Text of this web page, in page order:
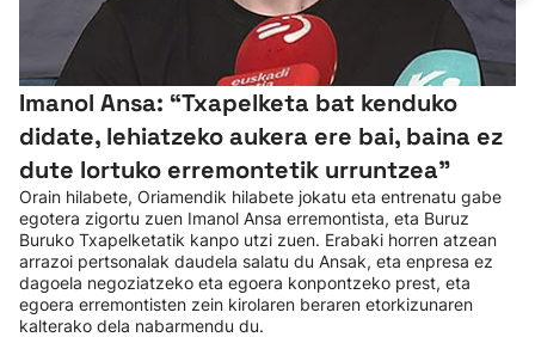
Imanol Ansa: “Txapelketa bat kenduko
didate, lehiatzeko aukera ere bai, baina ez
dute lortuko erremontetik urruntzea"
Orain hilabete, Oriamendik hilabete jokatu eta entrenatu gabe
egotera zigortu zuen Imanol Ansa erremontista, eta Buruz
Buruko Txapelketatik kanpo utzi zuen. Erabaki horren atzean
arrazoi pertsonalak daudela salatu du Ansak, eta enpresa ez
dagoela negoziatzeko eta egoera konpontzeko prest, eta
egoera erremontisten zein kirolaren beraren etorkizunaren
kalterako dela nabarmendu du.